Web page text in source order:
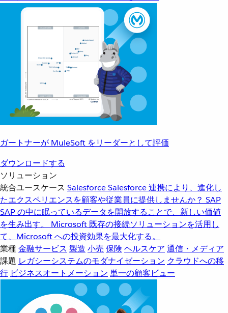
ガートナーが MuleSoft をリーダーとして評価
ダウンロードする
ソリューション
統合ユースケース SalesforceSalesforce 連携により、進化し
たエクスペリエンスを顧客や従業員に提供しませんか？ SAP
SAP の中に眠っているデータを開放することで、新しい価値
を生み出す。
Microsoft 既存の接続ソリューションを活用し
て、Microsoft への投資効果を最大化する。
業種金融サービス 製造 小売 保険 ヘルスケア 通信・メディア
課題 レガシーシステムのモダナイゼーション クラウドへの移
行 ビジネスオートメーション 単一の顧客ビュー